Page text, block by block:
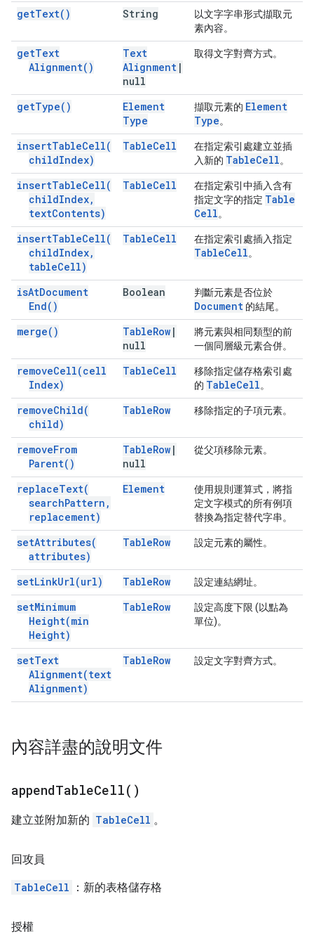
getText( ) String
以文字字串形式擷取元
素內容。
getText
Alignment( )
Text
Alignment |
null
取得文字對齊方式。
getType( )
Element
Type
擷取元素的 Element
Type。
insertTableCell(
childIndex)
TableCell
在指定索引處建立並插
入新的 TableCell。
insertTableCell(
childIndex,
textContents)
TableCell
在指定索引中插入含有
指定文字的指定 Table
Cell。
insertTableCell(
childIndex,
tableCell)
TableCell 在指定索引處插入指定
TableCell。
isAtDocument
End( )
Boolean 判斷元素是否位於
Document 的結尾。
merge( ) TableRow |
null
將元素與相同類型的前
一個同層級元素合併。
removeCell(cell
Index)
TableCell
移除指定儲存格索引處
的 TableCell。
removeChild(
child)
TableRow 移除指定的子項元素。
removeFrom
Parent( )
TableRow |
null
從父項移除元素。
replaceText(
searchPattern ,
replacement)
Element
使用規則運算式，將指
定文字模式的所有例項
替換為指定替代字串。
setAttributes(
attributes)
TableRow 設定元素的屬性。
setLinkUrl(url) TableRow 設定連結網址。
setMinimum
Height(min
Height)
TableRow
設定高度下限 (以點為
單位)。
setText
Alignment(text
Alignment)
TableRow 設定文字對齊方式。
內容詳盡的說明文件
appendTableCell( )
建立並附加新的 TableCell 。
回攻員
TableCell ：新的表格儲存格
授權